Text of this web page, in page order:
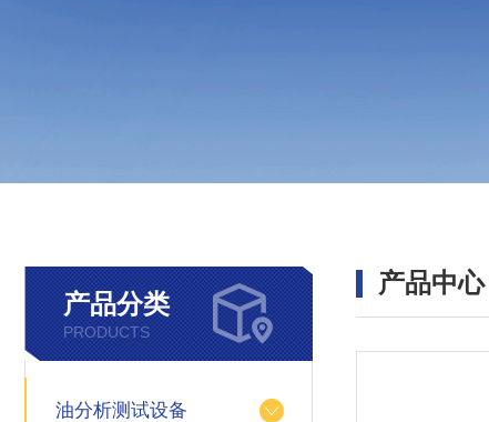
产品分类
PRODUCTS
油分析测试设备
产品中心